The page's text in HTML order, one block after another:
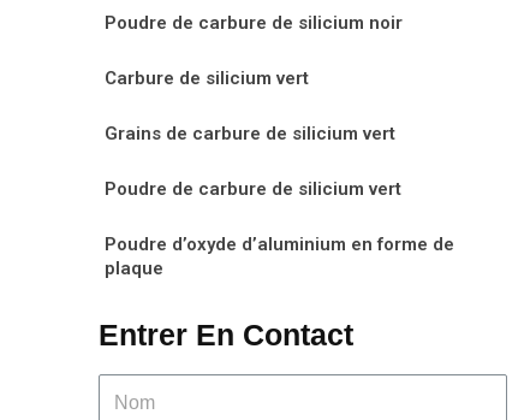
Poudre de carbure de silicium noir
Carbure de silicium vert
Grains de carbure de silicium vert
Poudre de carbure de silicium vert
Poudre d’oxyde d’aluminium en forme de
plaque
Entrer En Contact